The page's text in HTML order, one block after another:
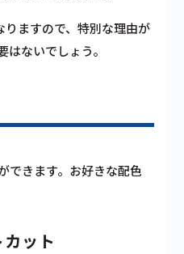
りますので、特別な理由が
はないでしょう。
できます。お好きな配色
ット